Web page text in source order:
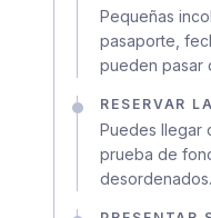
Pequeñas
pasaporte,
pueden pasar
RESERVAR
Puedes llegar
prueba de
desordenados.